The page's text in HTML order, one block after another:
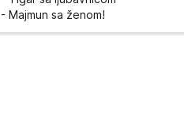
- Majmun sa ženom!